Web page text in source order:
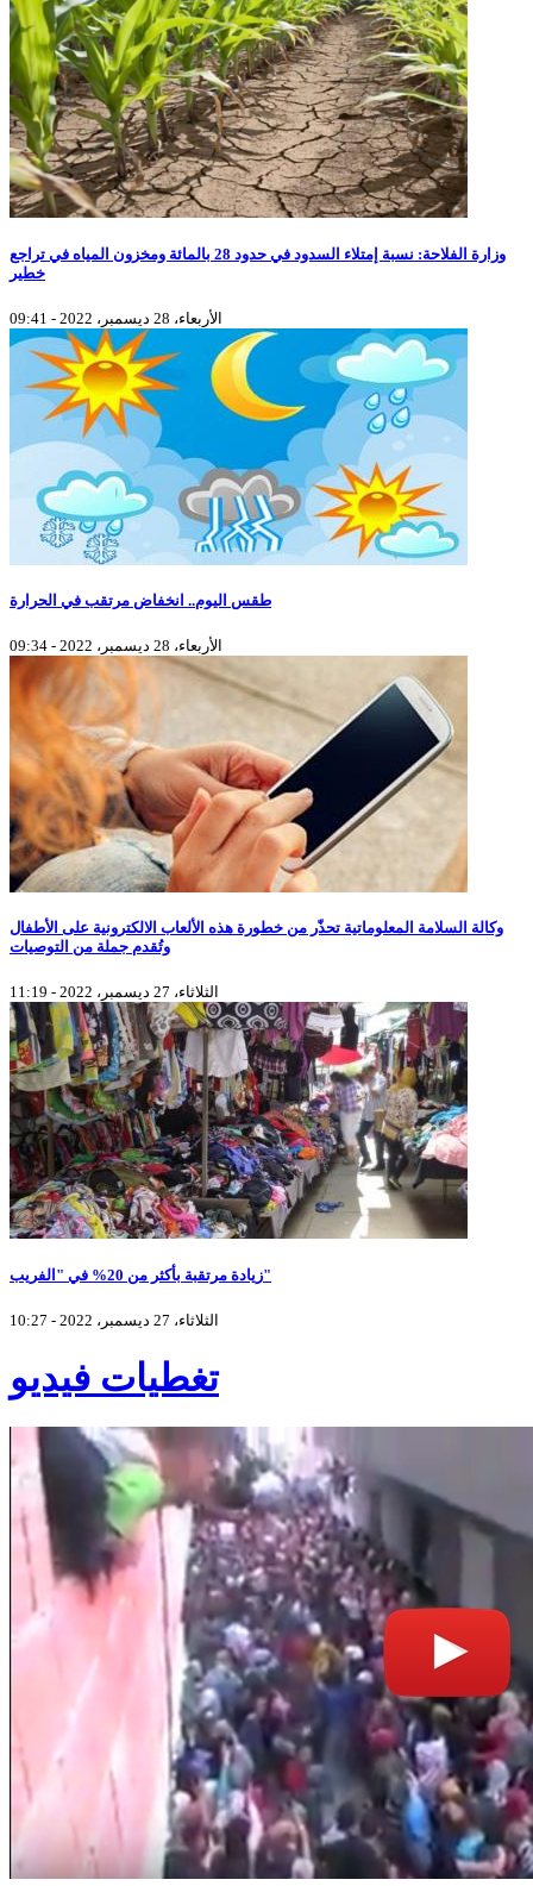
وزارة الفلاحة: نسبة إمتلاء السدود في حدود 28 بالمائة ومخزون المياه في تراجع
خطير
الأربعاء، 28 ديسمبر، 2022 - 09:41
طقس اليوم.. انخفاض مرتقب في الحرارة
الأربعاء، 28 ديسمبر، 2022 - 09:34
وكالة السلامة المعلوماتية تحذّر من خطورة هذه الألعاب الالكترونية على الأطفال
وتُقدم جملة من التوصيات
الثلاثاء، 27 ديسمبر، 2022 - 11:19
زيادة مرتقبة بأكثر من 20% في "الفريب"
الثلاثاء، 27 ديسمبر، 2022 - 10:27
تغطيات فيديو